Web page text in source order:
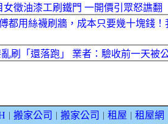
女徵油漆工刷鐵門 一開價引眾怒譙翻
都用絲襪刷牆，成本只要幾十塊錢！
刷「還落跑」 業者：驗收前一天被
搬家公司 搬家公司 租屋 租屋網